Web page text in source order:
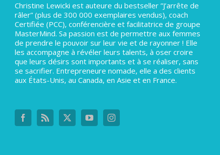
Christine Lewicki est auteure du bestseller ”J’arrête de
râler” (plus de 300 000 exemplaires vendus), coach
Certifiée (PCC), conférencière et facilitatrice de groupe
MasterMind. Sa passion est de permettre aux femmes
de prendre le pouvoir sur leur vie et de rayonner ! Elle
les accompagne à révéler leurs talents, à oser croire
que leurs désirs sont importants et à se réaliser, sans
se sacrifier. Entrepreneure nomade, elle a des clients
aux États-Unis, au Canada, en Asie et en France.